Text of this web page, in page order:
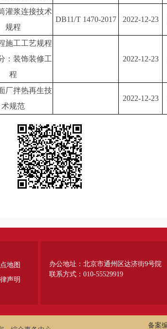
灌浆连接技术
规程
DB11/T 1470-2017 2022-12-23
施工工艺规程
：装饰装修工
程
2022-12-23
厂拌热再生技
术规范
2022-12-23
地图
声明
办公地址：北京市通州区达济街9号院
联系方式：010-55529919
备案